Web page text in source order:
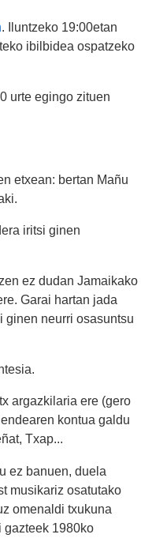
. Iluntzeko 19:00etan
ibilbidea ospatzeko
urte egingo zituen
etxean: bertan Mañu
iritsi ginen
ez dudan Jamaikako
Garai hartan jada
ginen neurri osasuntsu
argazkilaria ere (gero
kontua galdu
Txap...
ez banuen, duela
musikariz osatutako
omenaldi txukuna
gazteek 1980ko